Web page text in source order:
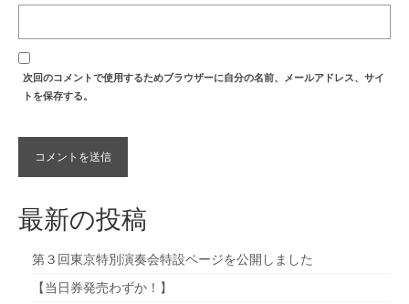
次回のコメントで使用するためブラウザーに自分の名前、メールアドレス、サイ
トを保存する。
最新の投稿
第３回東京特別演奏会特設ページを公開しました
【当日券発売わずか！】